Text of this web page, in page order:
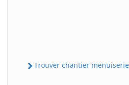
Trouver chantier menuiserie